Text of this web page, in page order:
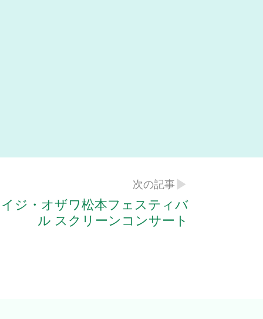
次の記事
ジ・オザワ松本フェスティバ
ル スクリーンコンサート